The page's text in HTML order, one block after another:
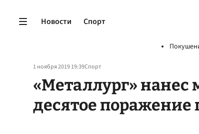
Новости Спорт
1 ноября 2019 19:39Спорт
«Металлург»
десятое поражение